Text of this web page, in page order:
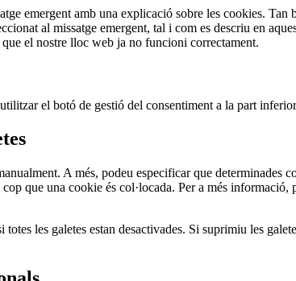
emergent amb una explicació sobre les cookies.
al missatge emergent, tal i com es descriu en
el nostre lloc web ja no funcioni correctament.
el botó de gestió del consentiment a la part
A més, podeu especificar que determinades
que una cookie és col·locada. Per a més
les galetes estan desactivades. Si suprimiu les